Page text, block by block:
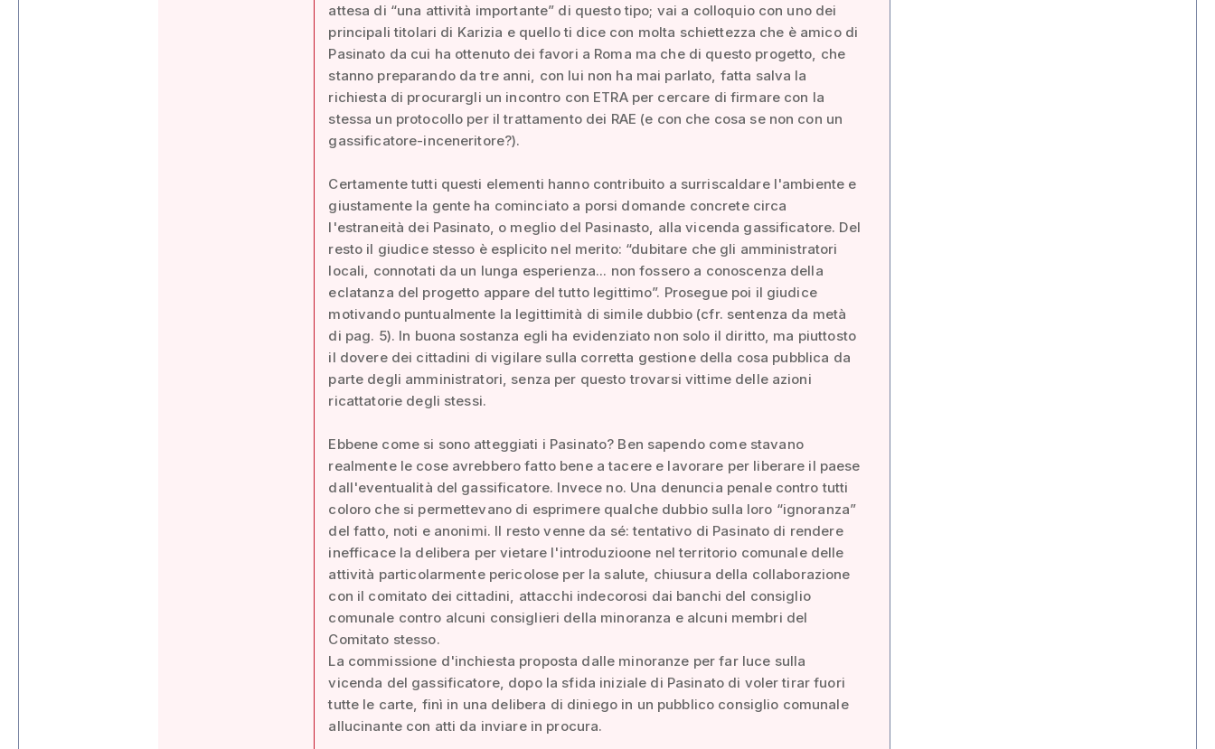
attesa di “una attività importante” di questo tipo; vai a colloquio con uno dei
principali titolari di Karizia e quello ti dice con molta schiettezza che è amico di
Pasinato da cui ha ottenuto dei favori a Roma ma che di questo progetto, che
stanno preparando da tre anni, con lui non ha mai parlato, fatta salva la
richiesta di procurargli un incontro con ETRA per cercare di firmare con la
stessa un protocollo per il trattamento dei RAE (e con che cosa se non con un
gassificatore-inceneritore?).
Certamente tutti questi elementi hanno contribuito a surriscaldare l'ambiente e
giustamente la gente ha cominciato a porsi domande concrete circa
l'estraneità dei Pasinato, o meglio del Pasinasto, alla vicenda gassificatore. Del
resto il giudice stesso è esplicito nel merito: “dubitare che gli amministratori
locali, connotati da un lunga esperienza... non fossero a conoscenza della
eclatanza del progetto appare del tutto legittimo”. Prosegue poi il giudice
motivando puntualmente la legittimità di simile dubbio (cfr. sentenza da metà
di pag. 5). In buona sostanza egli ha evidenziato non solo il diritto, ma piuttosto
il dovere dei cittadini di vigilare sulla corretta gestione della cosa pubblica da
parte degli amministratori, senza per questo trovarsi vittime delle azioni
ricattatorie degli stessi.
Ebbene come si sono atteggiati i Pasinato? Ben sapendo come stavano
realmente le cose avrebbero fatto bene a tacere e lavorare per liberare il paese
dall'eventualità del gassificatore. Invece no. Una denuncia penale contro tutti
coloro che si permettevano di esprimere qualche dubbio sulla loro “ignoranza”
del fatto, noti e anonimi. Il resto venne da sé: tentativo di Pasinato di rendere
inefficace la delibera per vietare l'introduzioone nel territorio comunale delle
attività particolarmente pericolose per la salute, chiusura della collaborazione
con il comitato dei cittadini, attacchi indecorosi dai banchi del consiglio
comunale contro alcuni consiglieri della minoranza e alcuni membri del
Comitato stesso.
La commissione d'inchiesta proposta dalle minoranze per far luce sulla
vicenda del gassificatore, dopo la sfida iniziale di Pasinato di voler tirar fuori
tutte le carte, finì in una delibera di diniego in un pubblico consiglio comunale
allucinante con atti da inviare in procura.